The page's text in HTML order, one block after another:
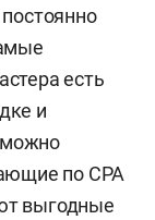
есть
и
по CPA
выгодные